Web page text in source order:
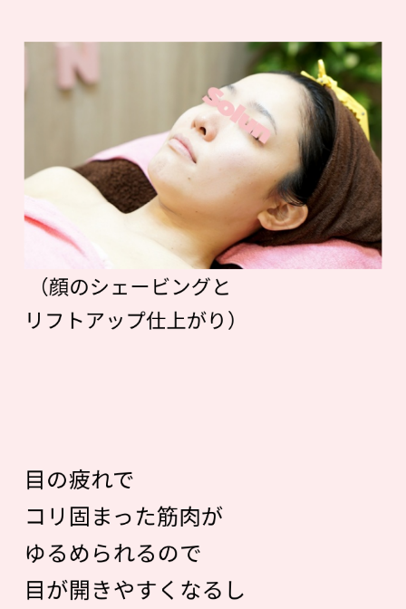
（顔のシェービングと
リフトアップ仕上がり）
目の疲れで
コリ固まった筋肉が
ゆるめられるので
目が開きやすくなるし